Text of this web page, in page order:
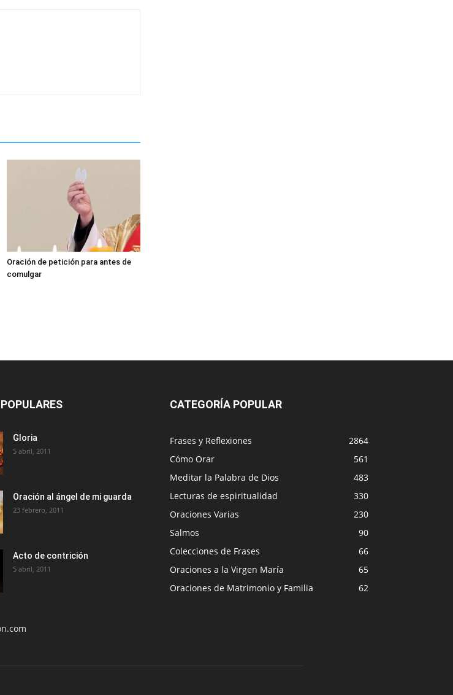
Oración de petición para antes de
comulgar
Gloria
5 abril, 2011
Oración al ángel de mi guarda
23 febrero, 2011
Acto de contrición
5 abril, 2011
CATEGORÍA POPULAR
Frases y Reflexiones
2864
Cómo Orar
561
Meditar la Palabra de Dios
483
Lecturas de espiritualidad
330
Oraciones Varias
230
Salmos
90
Colecciones de Frases
66
Oraciones a la Virgen María
65
Oraciones de Matrimonio y Familia
62